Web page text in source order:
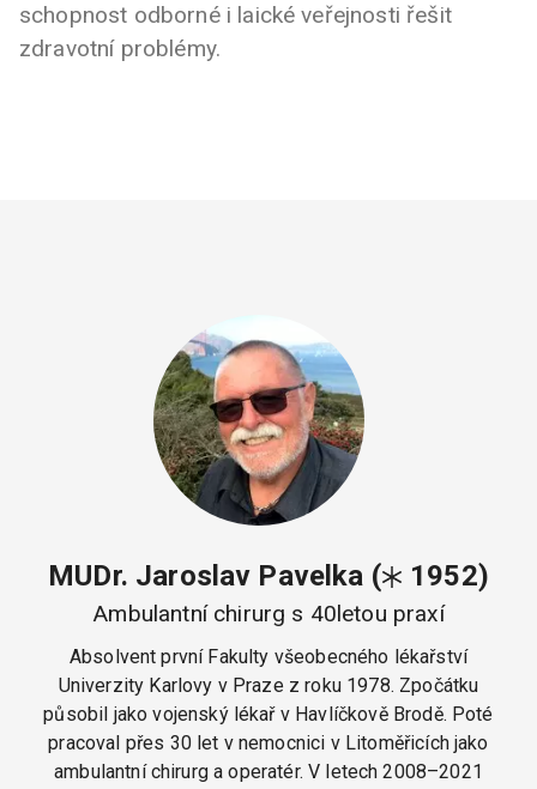
schopnost odborné i laické veřejnosti řešit
zdravotní problémy.
MUDr. Jaroslav Pavelka ( 1952)
Ambulantní chirurg s 40letou praxí
Absolvent první Fakulty všeobecného lékařství
Univerzity Karlovy v Praze z roku 1978. Zpočátku
působil jako vojenský lékař v Havlíčkově Brodě. Poté
pracoval přes 30 let v nemocnici v Litoměřicích jako
ambulantní chirurg a operatér. V letech 2008–2021